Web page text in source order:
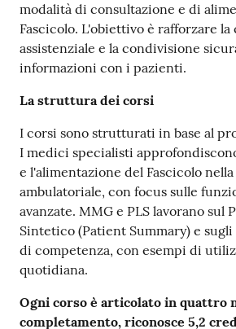
Scuole
Imprese
Seguici
su
modalità di consultazione e di
Fascicolo. L'obiettivo è rafforzare
assistenziale e la condivisione
informazioni con i pazienti.
La struttura dei corsi
I corsi sono strutturati in base al
I medici specialisti
e l'alimentazione del Fascicolo
ambulatoriale, con focus sulle
avanzate. MMG e PLS lavorano sul
Sintetico (Patient Summary) e
di competenza, con esempi di
quotidiana.
Ogni corso è articolato in quattro
completamento, riconosce 5,2